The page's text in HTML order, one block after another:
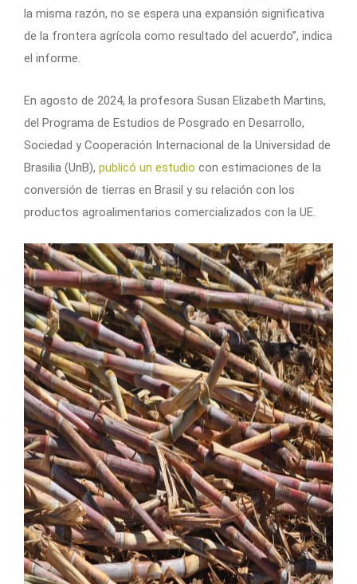
la misma razón, no se espera una expansión significativa
de la frontera agrícola como resultado del acuerdo”, indica
el informe.
En agosto de 2024, la profesora Susan Elizabeth Martins,
del Programa de Estudios de Posgrado en Desarrollo,
Sociedad y Cooperación Internacional de la Universidad de
Brasilia (UnB), publicó un estudio con estimaciones de la
conversión de tierras en Brasil y su relación con los
productos agroalimentarios comercializados con la UE.